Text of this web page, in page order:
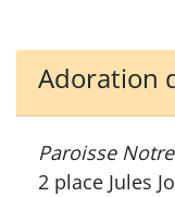
Adoration
Paroisse
2 place Jules